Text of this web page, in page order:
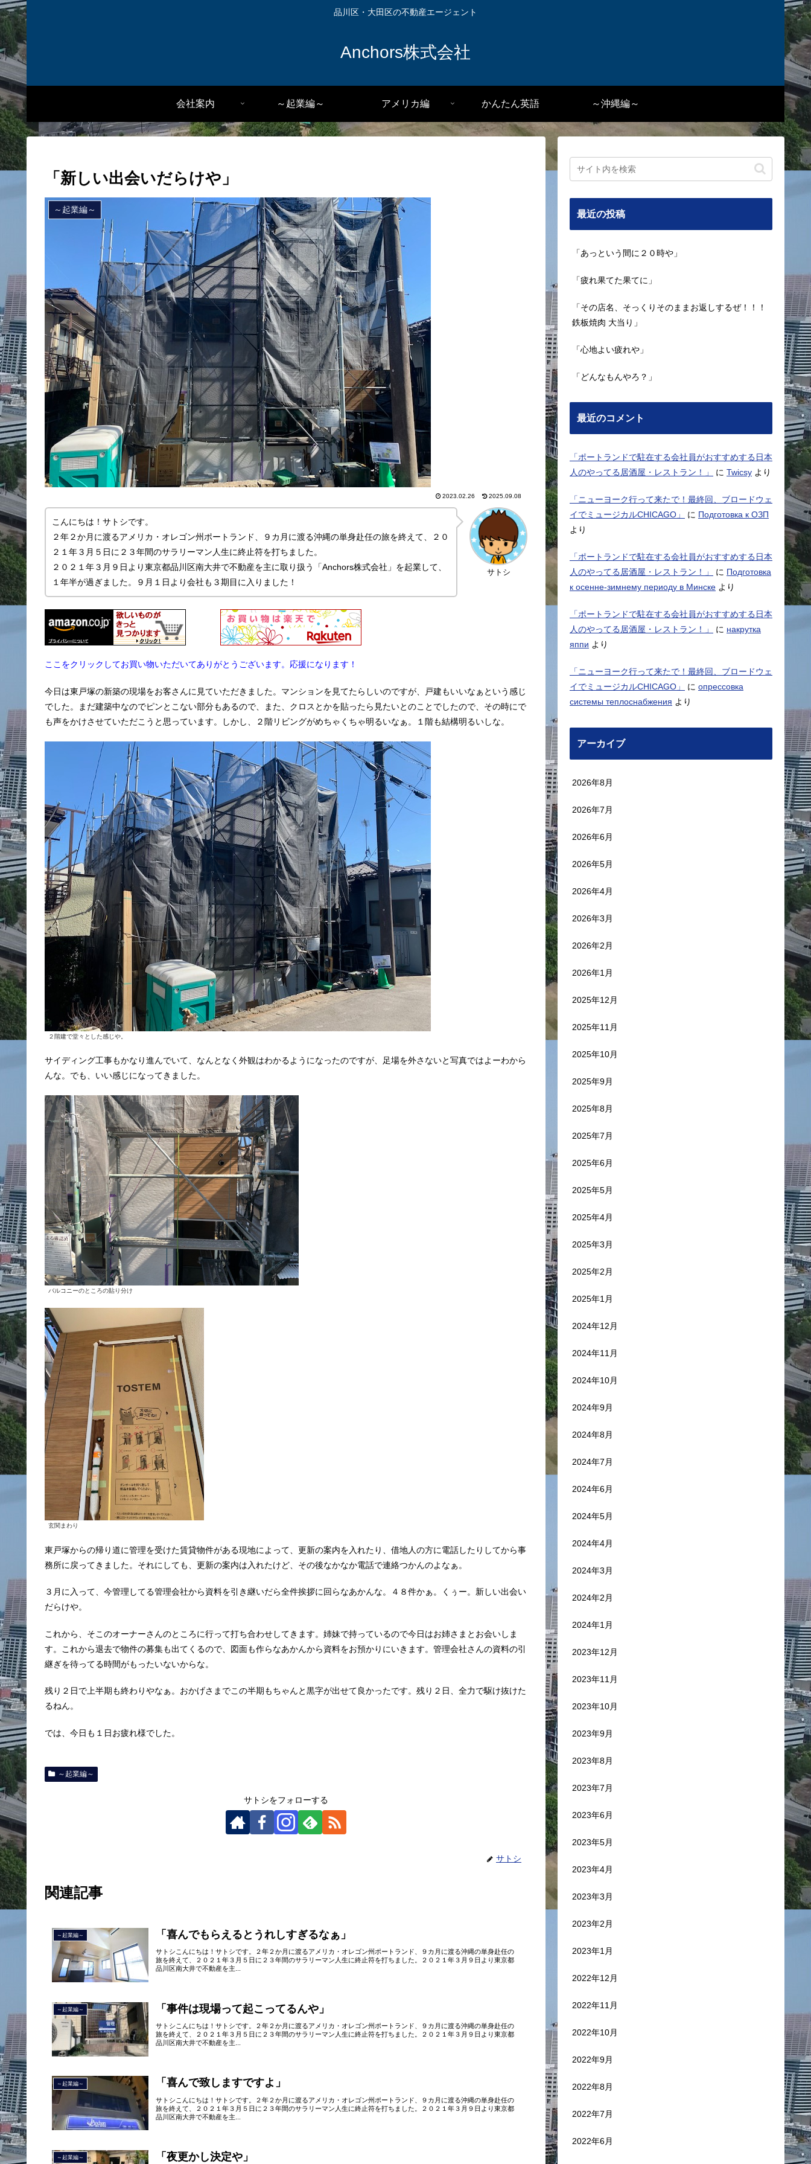
品川区・大田区の不動産エージェント
Anchors株式会社
会社案内 ～起業編～ アメリカ編 かんたん英語 ～沖縄編～
「新しい出会いだらけや」
～起業編～
2023.02.26 2025.09.08
サトシ
こんにちは！サトシです。
２年２か月に渡るアメリカ・オレゴン州ポートランド、９カ月に渡る沖縄の単身赴任の旅を終えて、２０
２１年３月５日に２３年間のサラリーマン人生に終止符を打ちました。
２０２１年３月９日より東京都品川区南大井で不動産を主に取り扱う「Anchors株式会社」を起業して、
１年半が過ぎました。９月１日より会社も３期目に入りました！
ここをクリックしてお買い物いただいてありがとうございます。応援になります！
今日は東戸塚の新築の現場をお客さんに見ていただきました。マンションを見てたらしいのですが、戸建もいいなぁという感じ
でした。まだ建築中なのでピンとこない部分もあるので、また、クロスとかを貼ったら見たいとのことでしたので、その時にで
も声をかけさせていただこうと思っています。しかし、２階リビングがめちゃくちゃ明るいなぁ。１階も結構明るいしな。
２階建で堂々とした感じや。
サイディング工事もかなり進んでいて、なんとなく外観はわかるようになったのですが、足場を外さないと写真ではよーわから
んな。でも、いい感じになってきました。
バルコニーのところの貼り分け
玄関まわり
東戸塚からの帰り道に管理を受けた賃貸物件がある現地によって、更新の案内を入れたり、借地人の方に電話したりしてから事
務所に戻ってきました。それにしても、更新の案内は入れたけど、その後なかなか電話で連絡つかんのよなぁ。
３月に入って、今管理してる管理会社から資料を引き継いだら全件挨拶に回らなあかんな。４８件かぁ。くぅー。新しい出会い
だらけや。
これから、そこのオーナーさんのところに行って打ち合わせしてきます。姉妹で持っているので今日はお姉さまとお会いしま
す。これから退去で物件の募集も出てくるので、図面も作らなあかんから資料をお預かりにいきます。管理会社さんの資料の引
継ぎを待ってる時間がもったいないからな。
残り２日で上半期も終わりやなぁ。おかげさまでこの半期もちゃんと黒字が出せて良かったです。残り２日、全力で駆け抜けた
るねん。
では、今日も１日お疲れ様でした。
～起業編～
サトシをフォローする
サトシ
関連記事
～起業編～ 「喜んでもらえるとうれしすぎるなぁ」
サトシこんにちは！サトシです。２年２か月に渡るアメリカ・オレゴン州ポートランド、９カ月に渡る沖縄の単身赴任の
旅を終えて、２０２１年３月５日に２３年間のサラリーマン人生に終止符を打ちました。２０２１年３月９日より東京都
品川区南大井で不動産を主...
～起業編～ 「事件は現場って起こってるんや」
サトシこんにちは！サトシです。２年２か月に渡るアメリカ・オレゴン州ポートランド、９カ月に渡る沖縄の単身赴任の
旅を終えて、２０２１年３月５日に２３年間のサラリーマン人生に終止符を打ちました。２０２１年３月９日より東京都
品川区南大井で不動産を主...
～起業編～ 「喜んで致しますですよ」
サトシこんにちは！サトシです。２年２か月に渡るアメリカ・オレゴン州ポートランド、９カ月に渡る沖縄の単身赴任の
旅を終えて、２０２１年３月５日に２３年間のサラリーマン人生に終止符を打ちました。２０２１年３月９日より東京都
品川区南大井で不動産を主...
～起業編～ 「夜更かし決定や」
最近の投稿
「あっという間に２０時や」
「疲れ果てた果てに」
「その店名、そっくりそのままお返しするぜ！！！
鉄板焼肉 大当り」
「心地よい疲れや」
「どんなもんやろ？」
最近のコメント
「ポートランドで駐在する会社員がおすすめする日本
人のやってる居酒屋・レストラン！」
に Twicsy より
「ニューヨーク行って来たで！最終回、ブロードウェ
イでミュージカルCHICAGO」
に Подготовка к ОЗП
より
「ポートランドで駐在する会社員がおすすめする日本
人のやってる居酒屋・レストラン！」
に Подготовка
к осенне-зимнему периоду в Минске より
「ポートランドで駐在する会社員がおすすめする日本
人のやってる居酒屋・レストラン！」
に накрутка
яппи より
「ニューヨーク行って来たで！最終回、ブロードウェ
イでミュージカルCHICAGO」
に опрессовка
системы теплоснабжения より
アーカイブ
2026年8月
2026年7月
2026年6月
2026年5月
2026年4月
2026年3月
2026年2月
2026年1月
2025年12月
2025年11月
2025年10月
2025年9月
2025年8月
2025年7月
2025年6月
2025年5月
2025年4月
2025年3月
2025年2月
2025年1月
2024年12月
2024年11月
2024年10月
2024年9月
2024年8月
2024年7月
2024年6月
2024年5月
2024年4月
2024年3月
2024年2月
2024年1月
2023年12月
2023年11月
2023年10月
2023年9月
2023年8月
2023年7月
2023年6月
2023年5月
2023年4月
2023年3月
2023年2月
2023年1月
2022年12月
2022年11月
2022年10月
2022年9月
2022年8月
2022年7月
2022年6月